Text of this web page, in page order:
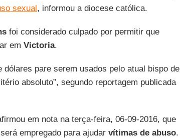
sexual, informou a diocese católica.
foi considerado culpado por permitir que
em Victoria.
pare serem usados pelo atual bispo de
absoluto”, segundo reportagem publicada
em nota na terça-feira, 06-09-2016, que
empregado para ajudarvítimas de abuso.